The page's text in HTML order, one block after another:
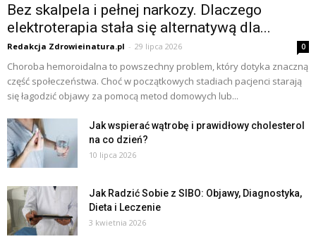
Bez skalpela i pełnej narkozy. Dlaczego
elektroterapia stała się alternatywą dla...
Redakcja Zdrowieinatura.pl - 29 lipca 2026 0
Choroba hemoroidalna to powszechny problem, który dotyka znaczną
część społeczeństwa. Choć w początkowych stadiach pacjenci starają
się łagodzić objawy za pomocą metod domowych lub...
Jak wspierać wątrobę i prawidłowy cholesterol
na co dzień?
10 lipca 2026
Jak Radzić Sobie z SIBO: Objawy, Diagnostyka,
Dieta i Leczenie
3 kwietnia 2026